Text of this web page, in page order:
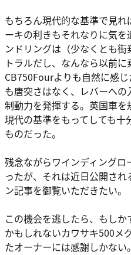
もちろん現代的な基準で見
ーキの利きもそれなりに気
ンドリングは（少なくとも
トラルだし、なんなら以前
CB750Fourよりも自然に感
も唐突さはなく、レバーへ
制動力を発揮する。英国車を
現代の基準をもってしても
ものだった。
残念ながらワインディング
ったが、それは近日公開さ
ン記事を御覧いただきたい。
この機会を逃したら、もし
かもしれないカワサキ500メ
たオーナーには感謝しかない。